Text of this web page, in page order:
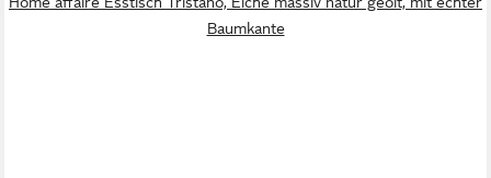
Baumkante